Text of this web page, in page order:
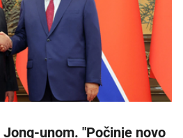
unom. "Počinje novo